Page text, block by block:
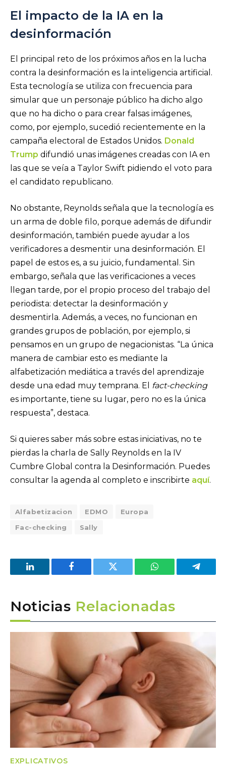
El impacto de la IA en la
desinformación
El principal reto de los próximos años en la lucha
contra la desinformación es la inteligencia artificial.
Esta tecnología se utiliza con frecuencia para
simular que un personaje público ha dicho algo
que no ha dicho o para crear falsas imágenes,
como, por ejemplo, sucedió recientemente en la
campaña electoral de Estados Unidos. Donald
Trump difundió unas imágenes creadas con IA en
las que se veía a Taylor Swift pidiendo el voto para
el candidato republicano.
No obstante, Reynolds señala que la tecnología es
un arma de doble filo, porque además de difundir
desinformación, también puede ayudar a los
verificadores a desmentir una desinformación. El
papel de estos es, a su juicio, fundamental. Sin
embargo, señala que las verificaciones a veces
llegan tarde, por el propio proceso del trabajo del
periodista: detectar la desinformación y
desmentirla. Además, a veces, no funcionan en
grandes grupos de población, por ejemplo, si
pensamos en un grupo de negacionistas. “La única
manera de cambiar esto es mediante la
alfabetización mediática a través del aprendizaje
desde una edad muy temprana. El fact-checking
es importante, tiene su lugar, pero no es la única
respuesta”, destaca.
Si quieres saber más sobre estas iniciativas, no te
pierdas la charla de Sally Reynolds en la IV
Cumbre Global contra la Desinformación. Puedes
consultar la agenda al completo e inscribirte aquí.
Alfabetizacion EDMO
Europa
Fac-checking
Sally
LinkedIn Facebook Twitter WhatsApp
Noticias Relacionadas
EXPLICATIVOS